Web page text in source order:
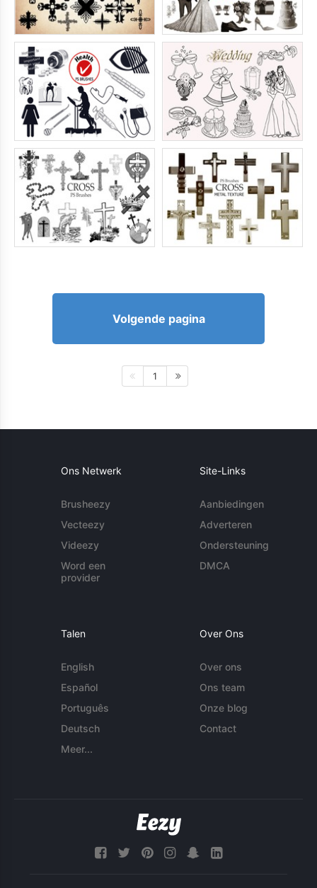
Volgende pagina
1
Ons Netwerk
Brusheezy
Vecteezy
Videezy
Word een
provider
Site-Links
Aanbiedingen
Adverteren
Ondersteuning
DMCA
Talen
English
Español
Português
Deutsch
Meer...
Over Ons
Over ons
Ons team
Onze blog
Contact